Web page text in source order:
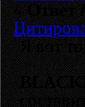
«Ответ
Я вот